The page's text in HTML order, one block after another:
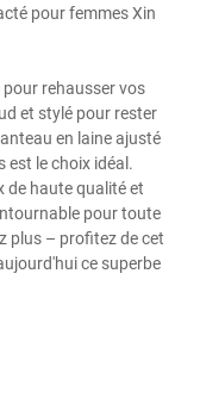
pour femmes Xin
pour rehausser vos
et stylé pour rester
en laine ajusté
est le choix idéal.
de haute qualité et
pour toute
plus – profitez de cet
ce superbe